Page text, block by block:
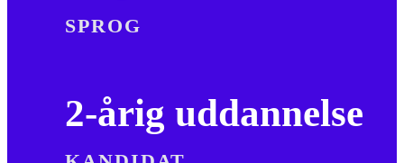
SPROG
2-årig uddannelse